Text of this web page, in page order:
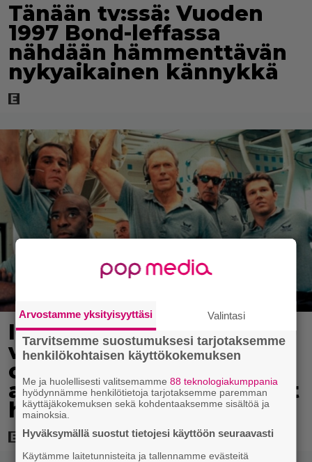
Tänään tv:ssä: Vuoden
1997 Bond-leffassa
nähdään hämmenttävän
nykyaikainen kännykkä
Illalla tv:ssä: Nyt
venäläiset aiheuttavat
ongelmia avaruudessa –
ainakin tällä kertaa jenkit
hoitavat homman
Arvostamme yksityisyyttäsi Valintasi
Tarvitsemme suostumuksesi tarjotaksemme
henkilökohtaisen käyttökokemuksen
Me ja huolellisesti valitsemamme88 teknologiakumppania
hyödynnämme henkilötietoja tarjotaksemme paremman
käyttäjäkokemuksen sekä kohdentaaksemme sisältöä ja
mainoksia.
Hyväksymällä suostut tietojesi käyttöön seuraavasti
Käytämme laitetunnisteita ja tallennamme evästeitä